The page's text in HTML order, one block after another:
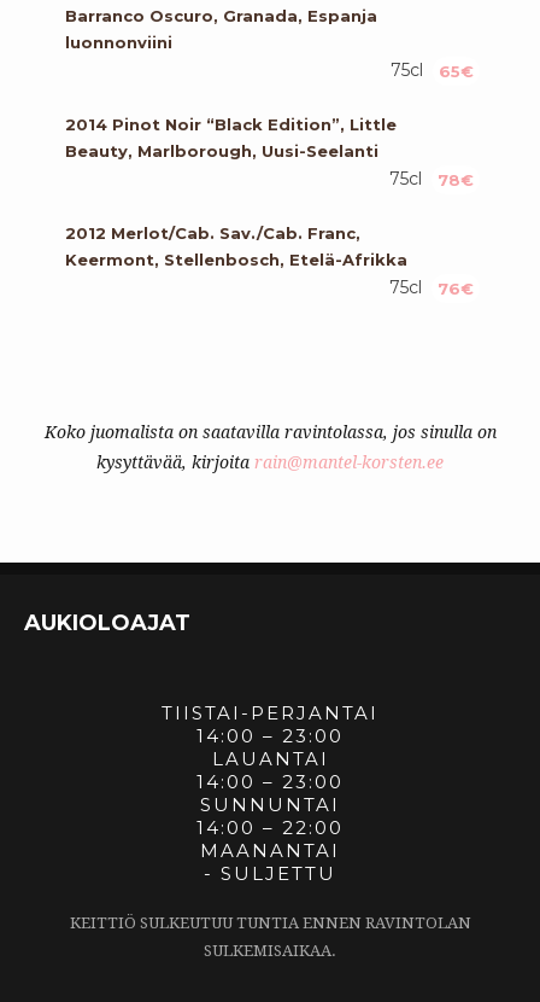
Barranco Oscuro, Granada, Espanja
luonnonviini
65€
75cl
2014 Pinot Noir “Black Edition”, Little
Beauty, Marlborough, Uusi-Seelanti
78€
75cl
2012 Merlot/Cab. Sav./Cab. Franc,
Keermont, Stellenbosch, Etelä-Afrikka
76€
75cl
Koko juomalista on saatavilla ravintolassa, jos sinulla on
kysyttävää, kirjoita rain@mantel-korsten.ee
AUKIOLOAJAT
TIISTAI-PERJANTAI
14:00 – 23:00
LAUANTAI
14:00 – 23:00
SUNNUNTAI
14:00 – 22:00
MAANANTAI
- SULJETTU
KEITTIÖ SULKEUTUU TUNTIA ENNEN RAVINTOLAN
SULKEMISAIKAA.